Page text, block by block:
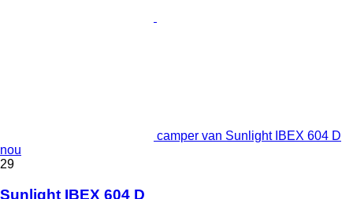
camper van Sunlight IBEX 604 D
nou
29
Sunlight IBEX 604 D